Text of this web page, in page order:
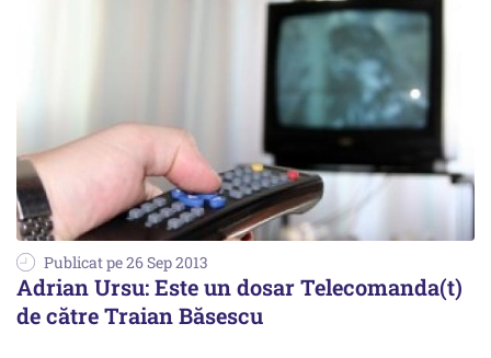
Publicat pe 26 Sep 2013
Adrian Ursu: Este un dosar Telecomanda(t)
de către Traian Băsescu